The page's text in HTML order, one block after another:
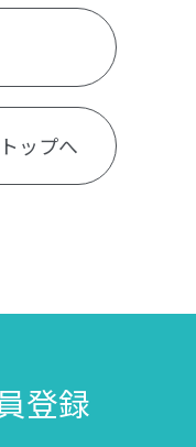
ップへ
登録